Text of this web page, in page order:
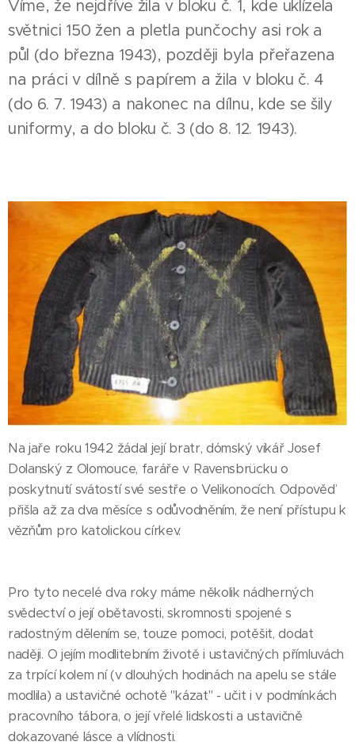
Víme, že nejdříve žila v bloku č. 1, kde uklízela
světnici 150 žen a pletla punčochy asi rok a
půl (do března 1943), později byla přeřazena
na práci v dílně s papírem a žila v bloku č. 4
(do 6. 7. 1943) a nakonec na dílnu, kde se šily
uniformy, a do bloku č. 3 (do 8. 12. 1943).
Na jaře roku 1942 žádal její bratr, dómský vikář Josef
Dolanský z Olomouce, faráře v Ravensbrücku o
poskytnutí svátostí své sestře o Velikonocích. Odpověď
přišla až za dva měsíce s odůvodněním, že není přístupu k
vězňům pro katolickou církev.
Pro tyto necelé dva roky máme několik nádherných
svědectví o její obětavosti, skromnosti spojené s
radostným dělením se, touze pomoci, potěšit, dodat
naději. O jejím modlitebním životě i ustavičných přímluvách
za trpící kolem ní (v dlouhých hodinách na apelu se stále
modlila) a ustavičné ochotě "kázat" - učit i v podmínkách
pracovního tábora, o její vřelé lidskosti a ustavičně
dokazované lásce a vlídnosti.